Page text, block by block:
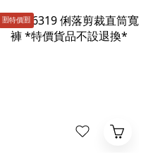
🈹️特價🈹️